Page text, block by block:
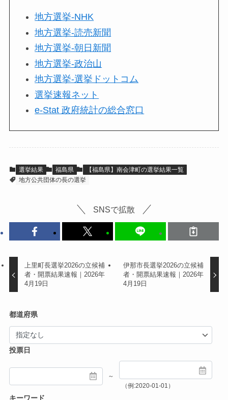
地方選挙-NHK
地方選挙-読売新聞
地方選挙-朝日新聞
地方選挙-政治山
地方選挙-選挙ドットコム
選挙速報ネット
e-Stat 政府統計の総合窓口
選挙結果 福島県
【福島県】南会津町の選挙結果一覧
地方公共団体の長の選挙
SNSで拡散
上里町長選挙2026の立候補
者・開票結果速報｜2026年
4月19日
伊那市長選挙2026の立候補
者・開票結果速報｜2026年
4月19日
都道府県
投票日
～
（例:2020-01-01）
キーワード